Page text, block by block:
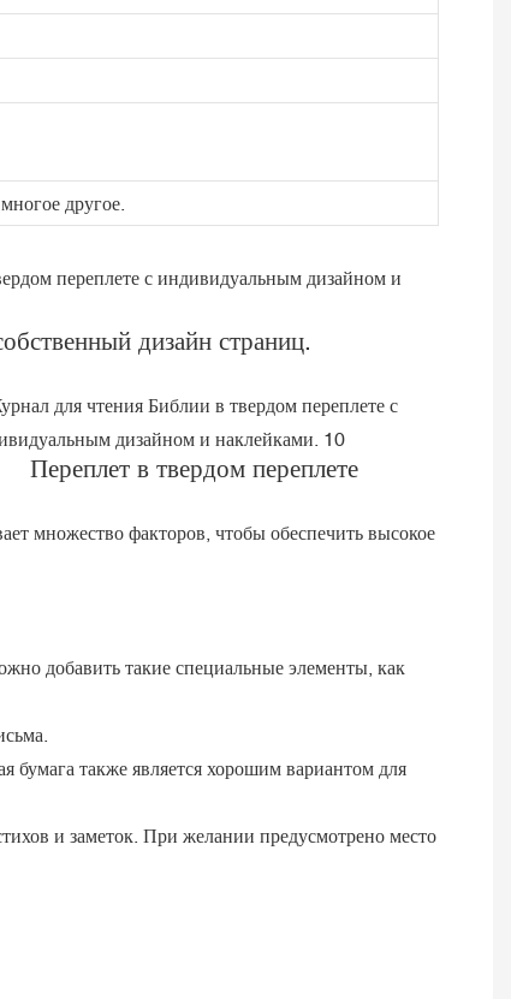
другое.
дизайн страниц.
Переплет в твердом переплете
множество факторов, чтобы обеспечить высокое
добавить такие специальные элементы, как
бумага также является хорошим вариантом для
и заметок. При желании предусмотрено место